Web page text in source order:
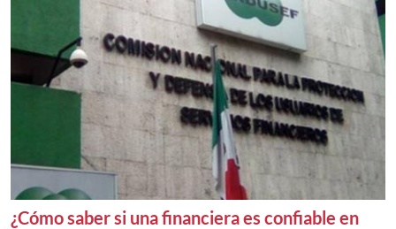
¿Cómo saber si una financiera es confiable en